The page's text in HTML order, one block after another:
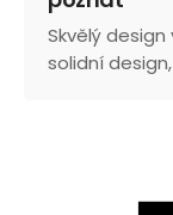
Skvělý
solidní